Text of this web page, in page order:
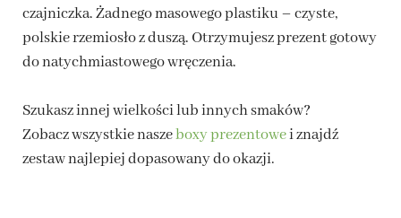
czajniczka. Żadnego masowego plastiku – czyste,
polskie rzemiosło z duszą. Otrzymujesz prezent gotowy
do natychmiastowego wręczenia.
Szukasz innej wielkości lub innych smaków?
Zobacz wszystkie naszeboxy prezentowei znajdź
zestaw najlepiej dopasowany do okazji.